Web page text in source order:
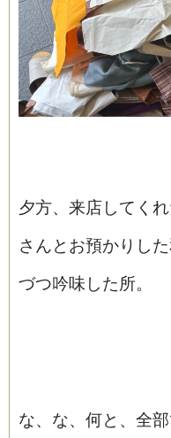
夕方、来店してくれ
さんとお預かりし
づつ吟味した所。
な、な、何と、全